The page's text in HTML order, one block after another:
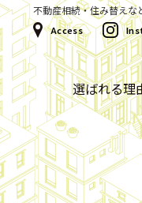
不動産相続・住み替えな
Access
選ばれる理